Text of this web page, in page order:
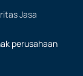
Jasa
perusahaan